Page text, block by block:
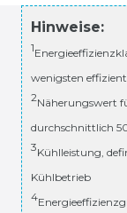
Hinweise:
1
wenigsten
2Näherungswert
durchschnittlich
3Kühlleistung,
Kühlbetrieb
4